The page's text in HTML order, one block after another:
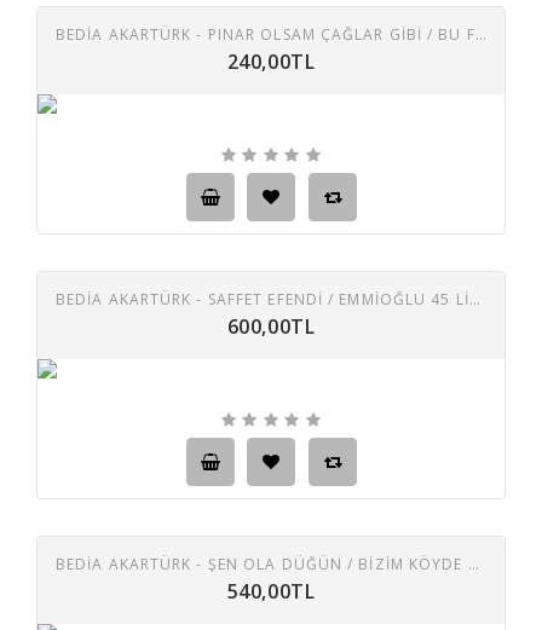
BEDİA AKARTÜRK - PINAR OLSAM ÇAĞLAR GIBI / BU FIRAT KANLI FIRAT 45 LIK PLAK
240,00TL
BEDİA AKARTÜRK - SAFFET EFENDI / EMMIOĞLU 45 LIK PLAK
600,00TL
BEDİA AKARTÜRK - ŞEN OLA DÜĞÜN / BIZIM KÖYDE DÜĞÜN VAR 45 LIK PLAK
540,00TL